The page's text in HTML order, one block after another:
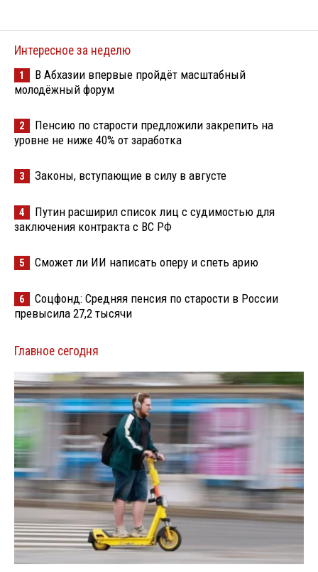
Интересное за неделю
1
В Абхазии впервые пройдёт масштабный
молодёжный форум
2
Пенсию по старости предложили закрепить на
уровне не ниже 40% от заработка
3 Законы, вступающие в силу в августе
4
Путин расширил список лиц с судимостью для
заключения контракта с ВС РФ
5 Сможет ли ИИ написать оперу и спеть арию
6
Соцфонд: Средняя пенсия по старости в России
превысила 27,2 тысячи
Главное сегодня